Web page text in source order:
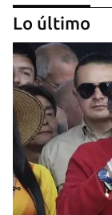
25N
Pese al
Lo último